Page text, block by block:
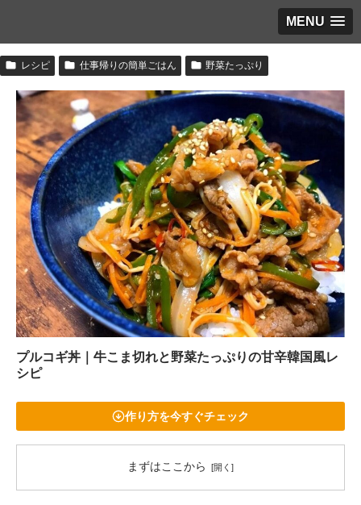
MENU
レシピ 仕事帰りの簡単ごはん 野菜たっぷり
プルコギ丼｜牛こま切れと野菜たっぷりの甘辛韓国風レ
シピ
作り方を今すぐチェック
まずはここから